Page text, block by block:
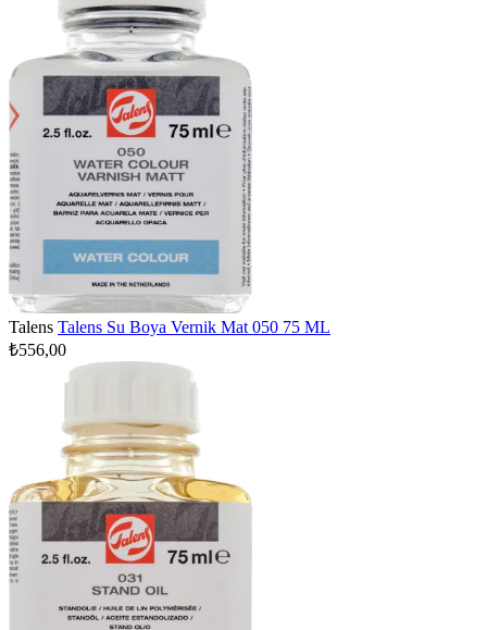
Talens Talens Su Boya Vernik Mat 050 75 ML
₺556,00